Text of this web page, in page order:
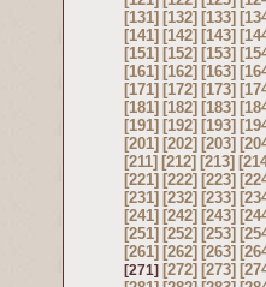
[131] [132] [133]
[141] [142] [143]
[151] [152] [153]
[161] [162] [163]
[171] [172] [173]
[181] [182] [183]
[191] [192] [193]
[201] [202] [203]
[211] [212] [213]
[221] [222] [223]
[231] [232] [233]
[241] [242] [243]
[251] [252] [253]
[261] [262] [263]
[271] [272] [273]